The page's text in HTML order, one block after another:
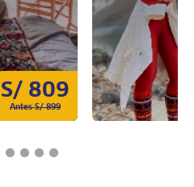
S/ 809
Antes S/ 899